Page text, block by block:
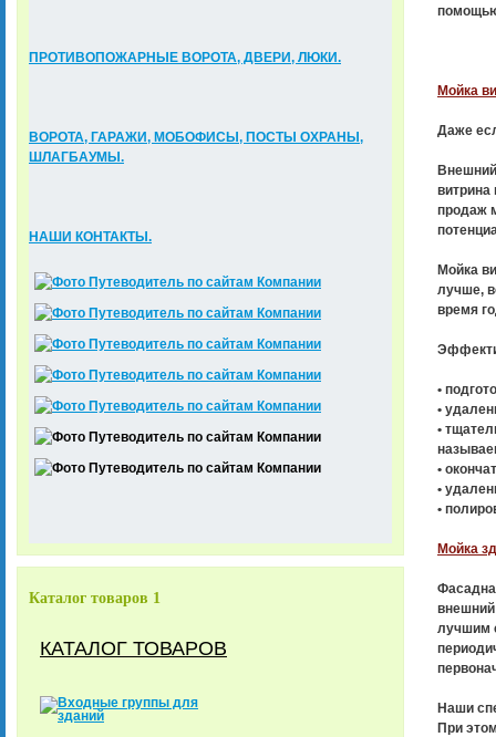
Мойка
Даже
витрина
продаж
Мойка
лучше,
время
•
•
•
•
•
•
Мойка
внешний
лучшим
Наши
При
ПРОТИВОПОЖАРНЫЕ ВОРОТА, ДВЕРИ, ЛЮКИ.
ВОРОТА, ГАРАЖИ, МОБОФИСЫ, ПОСТЫ ОХРАНЫ,
ШЛАГБАУМЫ.
НАШИ КОНТАКТЫ.
Каталог товаров 1
КАТАЛОГ ТОВАРОВ